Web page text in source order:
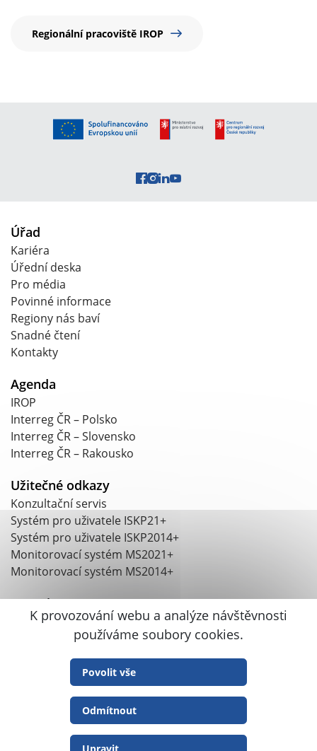
Regionální pracoviště IROP
Úřad
Kariéra
Úřední deska
Pro média
Povinné informace
Regiony nás baví
Snadné čtení
Kontakty
Agenda
IROP
Interreg ČR – Polsko
Interreg ČR – Slovensko
Interreg ČR – Rakousko
Užitečné odkazy
Konzultační servis
Systém pro uživatele ISKP21+
Systém pro uživatele ISKP2014+
Monitorovací systém MS2021+
Monitorovací systém MS2014+
Kontakt
Argentinská 1610/4, 170 00 Praha 7-Holešovice
+420 703 186 831
crr@crr.gov.cz
Datová schránka: mt6427q
IČ: 04095316
K provozování webu a analýze návštěvnosti
používáme soubory cookies.
Povolit vše
Odmítnout